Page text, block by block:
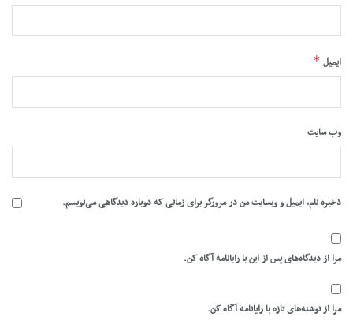
ایمیل *
وب‌ سایت
ذخیره نام، ایمیل و وبسایت من در مرورگر برای زمانی که دوباره دیدگاهی می‌نویسم.
مرا از دیدگاه‌های پس از این با رایانامه آگاه کن.
مرا از نوشته‌های تازه با رایانامه آگاه کن.